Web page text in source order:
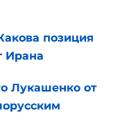
позиция
Ирана
от